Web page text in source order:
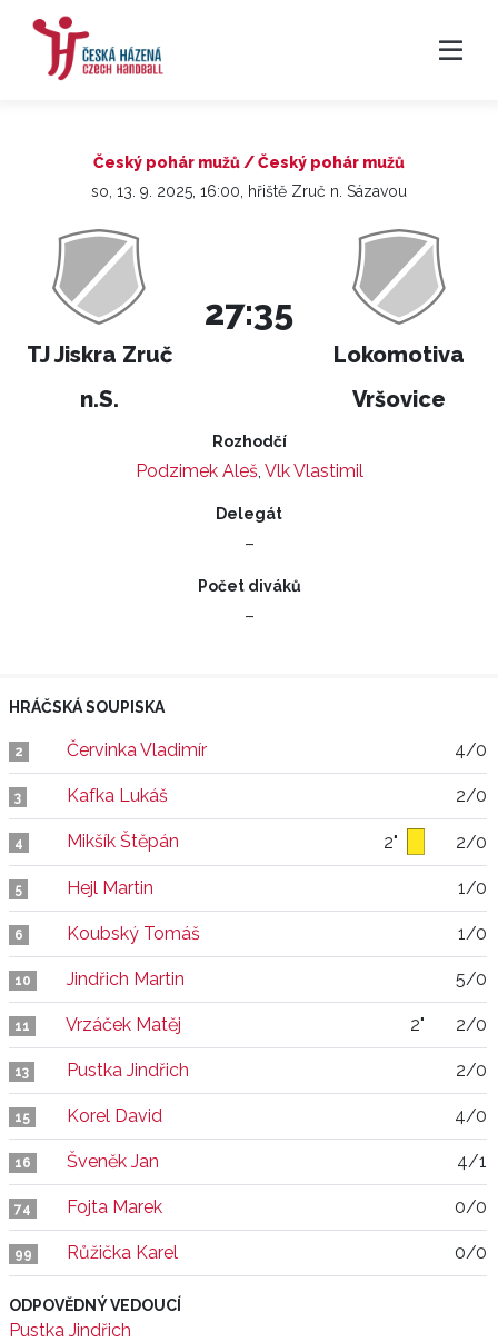
Český pohár mužů / Český pohár mužů
so, 13. 9. 2025, 16:00, hřiště Zruč n. Sázavou
TJ Jiskra Zruč
n.S.
27:35
Lokomotiva
Vršovice
Rozhodčí
Podzimek Aleš, Vlk Vlastimil
Delegát
–
Počet diváků
–
HRÁČSKÁ SOUPISKA
2 Červinka Vladimír 4/0
3 Kafka Lukáš 2/0
4 Mikšík Štěpán 2" 2/0
5 Hejl Martin 1/0
6 Koubský Tomáš 1/0
10 Jindřich Martin 5/0
11 Vrzáček Matěj 2" 2/0
13 Pustka Jindřich 2/0
15 Korel David 4/0
16 Šveněk Jan 4/1
74 Fojta Marek 0/0
99 Růžička Karel 0/0
ODPOVĚDNÝ VEDOUCÍ
Pustka Jindřich